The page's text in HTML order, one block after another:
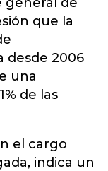
que la
desde 2006
una
de las
el cargo
indica un